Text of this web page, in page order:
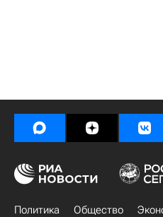
Политика Общество